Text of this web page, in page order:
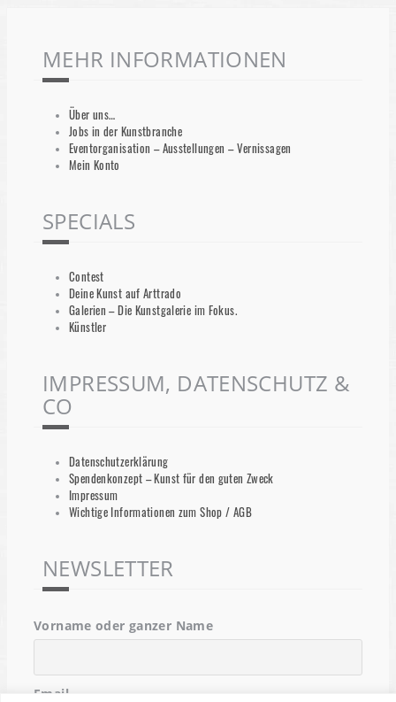
MEHR INFORMATIONEN
Über uns…
Jobs in der Kunstbranche
Eventorganisation – Ausstellungen – Vernissagen
Mein Konto
SPECIALS
Contest
Deine Kunst auf Arttrado
Galerien – Die Kunstgalerie im Fokus.
Künstler
IMPRESSUM, DATENSCHUTZ &
CO
Datenschutzerklärung
Spendenkonzept – Kunst für den guten Zweck
Impressum
Wichtige Informationen zum Shop / AGB
NEWSLETTER
Vorname oder ganzer Name
Email